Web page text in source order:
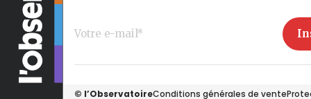
© l’ObservatoireConditions générales de vente